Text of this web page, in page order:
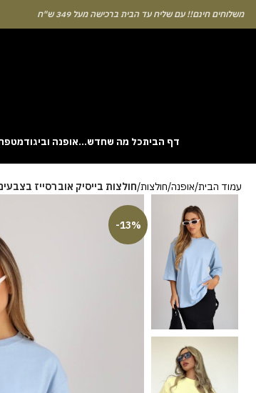
חינם!! עם שליח עד הבית ברכישה מעל 349 ש"ח
דף הביתכל מה שחדש…אופנה וביגוד
to use the Aviator demo mode and familiarise yourself
sessions. Reading these guides often reveals how the
randomness for every single bet you decide to place.
עמוד הבית אופנה חולצות חולצות בייסיק אוברסייז
-13%